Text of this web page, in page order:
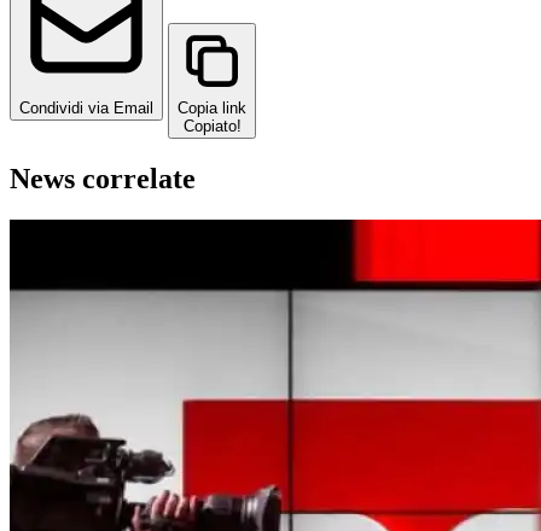
Condividi via Email
Copia link
Copiato!
News correlate